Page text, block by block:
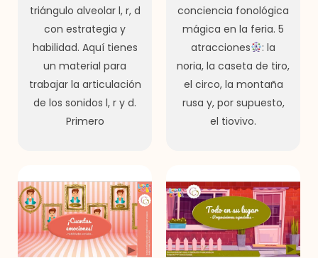
triángulo alveolar l, r, d
con estrategia y
habilidad. Aquí tienes
un material para
trabajar la articulación
de los sonidos l, r y d.
Primero
conciencia fonológica
mágica en la feria. 5
atracciones
: la
noria, la caseta de tiro,
el circo, la montaña
rusa y, por supuesto,
el tiovivo.